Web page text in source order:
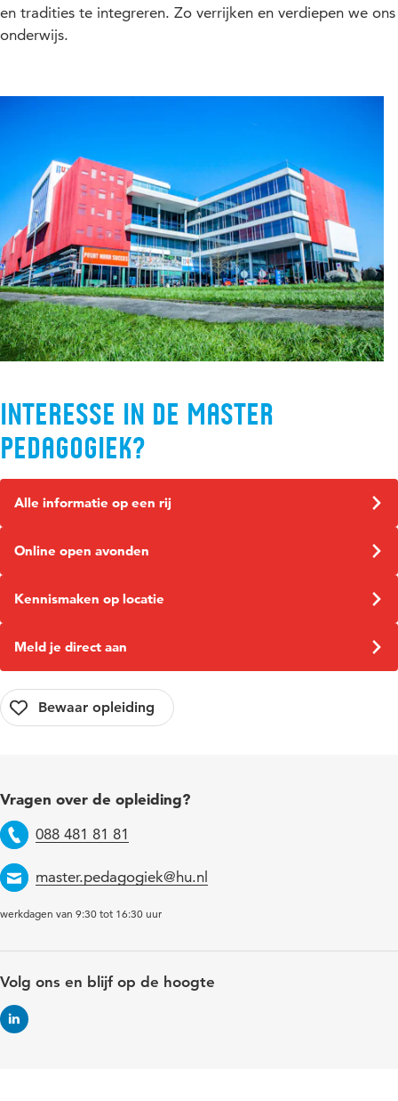
Complexiteit
en tradities te integreren. Zo verrijken en verdiepen we ons
onderwijs.
Interesse in de Master
Pedagogiek?
Alle informatie op een rij
Online open avonden
Kennismaken op locatie
Meld je direct aan
Vragen over de opleiding?
Telefoon
088 481 81 81
Email
master.pedagogiek@hu.nl
werkdagen van 9:30 tot 16:30 uur
Volg ons en blijf op de hoogte